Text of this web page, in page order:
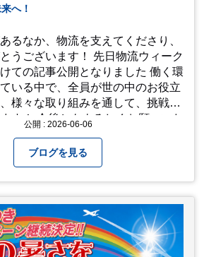
へ！
るなか、物流を支えてくださり、
ます！ 先日物流ウィーク
の記事公開となりました 働く環
いる中で、全員が世の中のお役立
様々な取り組みを通して、挑戦を
しくお願いいた公開 : 2026-06-06
ブログを見る